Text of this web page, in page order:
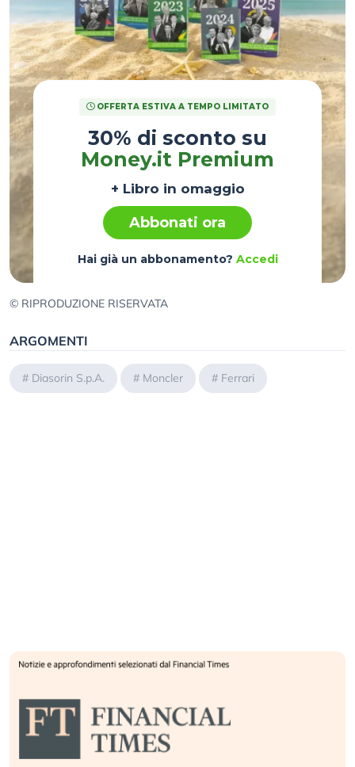
OFFERTA ESTIVA A TEMPO LIMITATO
30% di sconto su
Money.it Premium
+ Libro in omaggio
Abbonati ora
Hai già un abbonamento? Accedi
© RIPRODUZIONE RISERVATA
ARGOMENTI
# Diasorin S.p.A. # Moncler # Ferrari